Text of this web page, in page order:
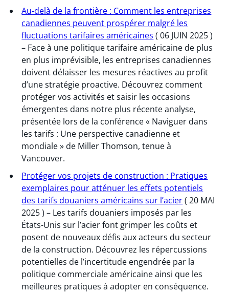
Au-delà de la frontière : Comment les entreprises
canadiennes peuvent prospérer malgré les
fluctuations tarifaires américaines ( 06 JUIN 2025 )
– Face à une politique tarifaire américaine de plus
en plus imprévisible, les entreprises canadiennes
doivent délaisser les mesures réactives au profit
d’une stratégie proactive. Découvrez comment
protéger vos activités et saisir les occasions
émergentes dans notre plus récente analyse,
présentée lors de la conférence « Naviguer dans
les tarifs : Une perspective canadienne et
mondiale » de Miller Thomson, tenue à
Vancouver.
Protéger vos projets de construction : Pratiques
exemplaires pour atténuer les effets potentiels
des tarifs douaniers américains sur l’acier( 20 MAI
2025 ) – Les tarifs douaniers imposés par les
États-Unis sur l’acier font grimper les coûts et
posent de nouveaux défis aux acteurs du secteur
de la construction. Découvrez les répercussions
potentielles de l’incertitude engendrée par la
politique commerciale américaine ainsi que les
meilleures pratiques à adopter en conséquence.